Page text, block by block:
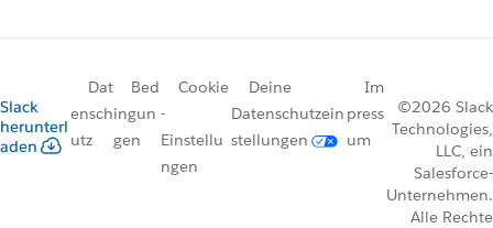
Slack
herunterl
aden
Dat
ensch
utz
Bed
ingun
gen
Cookie
-
Einstellu
ngen
Deine
Datenschutzein
stellungen
Im
press
um
©2026 Slack
Technologies,
LLC, ein
Salesforce-
Unternehmen.
Alle Rechte